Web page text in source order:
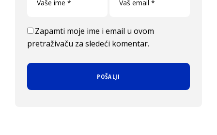
Zapamti moje ime i email u ovom
pretraživaču za sledeći komentar.